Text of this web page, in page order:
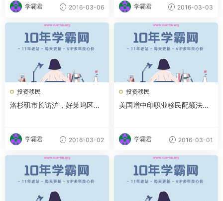
学霸君 2016-03-06 学霸君 2016-03-03
投资移民
洛杉矶市长访沪，好莱坞区域
学霸君 2016-03-02
投资移民
美国增中印职业移民配额法案
学霸君 2016-03-01